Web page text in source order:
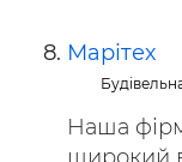
Марітех
Наша